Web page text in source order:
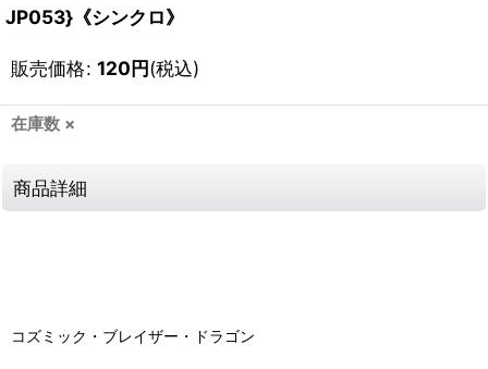
JP053}《シンクロ》
販売価格: 120円(税込)
在庫数 ×
商品詳細
コズミック・ブレイザー・ドラゴン